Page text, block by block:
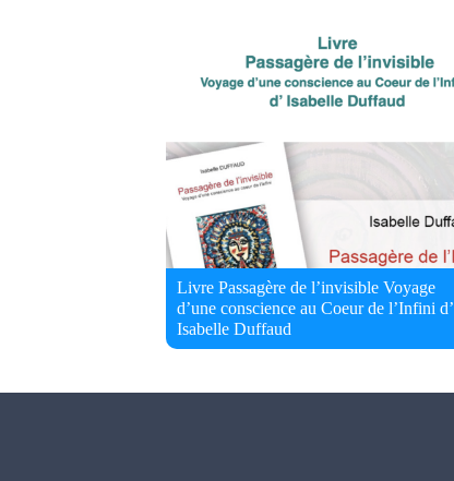
Livre Passagère de l’invisible Voyage
d’une conscience au Coeur de l’Infini d’
Isabelle Duffaud